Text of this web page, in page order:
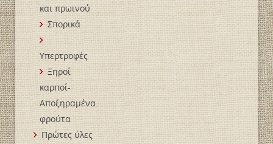
και πρωινού
Σπορικά
Υπερτροφές
Ξηροί
καρποί-
Αποξηραμένα
φρούτα
Πρώτες ύλες